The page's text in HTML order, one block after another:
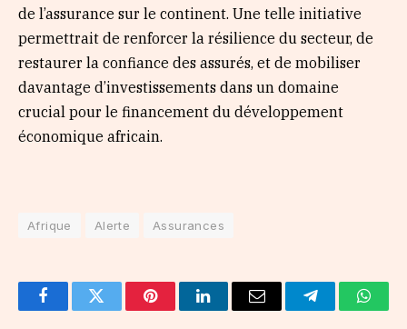
de l’assurance sur le continent. Une telle initiative
permettrait de renforcer la résilience du secteur, de
restaurer la confiance des assurés, et de mobiliser
davantage d’investissements dans un domaine
crucial pour le financement du développement
économique africain.
Afrique Alerte Assurances
FacebookTwitter PinterestLinkedInEmail Telegram